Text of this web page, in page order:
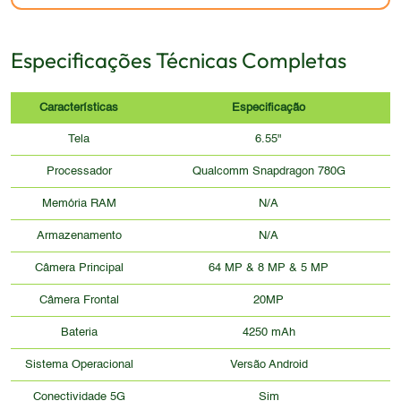
Especificações Técnicas Completas
Características Especificação
Tela 6.55"
Processador Qualcomm Snapdragon 780G
Memória RAM N/A
Armazenamento N/A
Câmera Principal 64 MP & 8 MP & 5 MP
Câmera Frontal 20MP
Bateria 4250 mAh
Sistema Operacional Versão Android
Conectividade 5G Sim